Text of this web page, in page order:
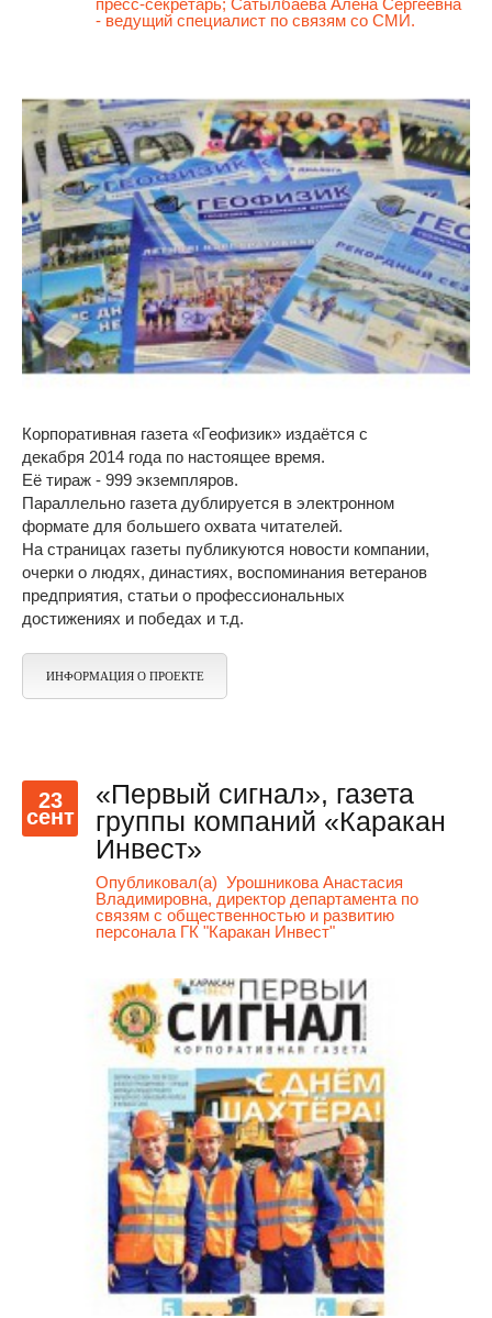
- ведущий специалист по связям со СМИ.
Корпоративная газета «Геофизик» издаётся с
декабря 2014 года по настоящее время.
Её тираж - 999 экземпляров.
Параллельно газета дублируется в электронном
формате для большего охвата читателей.
На страницах газеты публикуются новости компании,
очерки о людях, династиях, воспоминания ветеранов
предприятия, статьи о профессиональных
достижениях и победах и т.д.
ИНФОРМАЦИЯ О ПРОЕКТЕ
23
сент
«Первый сигнал», газета
группы компаний «Каракан
Инвест»
Опубликовал(а) Урошникова Анастасия
Владимировна, директор департамента по
связям с общественностью и развитию
персонала ГК "Каракан Инвест"